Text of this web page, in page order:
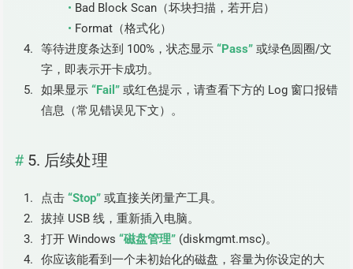
Bad Block Scan（坏块扫描，若开启）
Format（格式化）
等待进度条达到 100%，状态显示 “Pass” 或绿色圆圈/文
字，即表示开卡成功。
如果显示 “Fail” 或红色提示，请查看下方的 Log 窗口报错
信息（常见错误见下文）。
5. 后续处理
点击 “Stop” 或直接关闭量产工具。
拔掉 USB 线，重新插入电脑。
打开 Windows “磁盘管理” (diskmgmt.msc)。
你应该能看到一个未初始化的磁盘，容量为你设定的大